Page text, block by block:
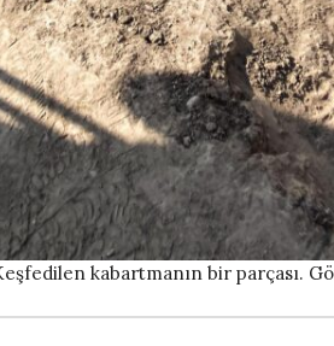
kabartmanın bir parçası.